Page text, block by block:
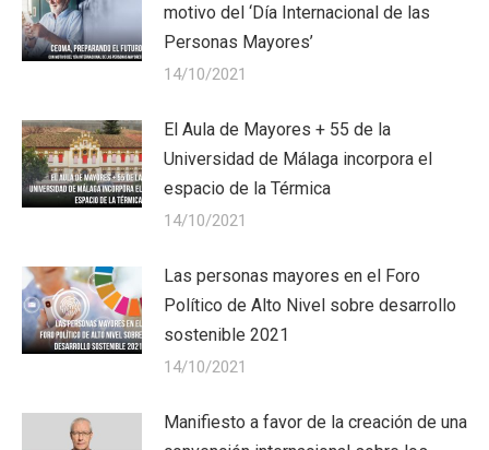
motivo del ‘Día Internacional de las
Personas Mayores’
14/10/2021
El Aula de Mayores + 55 de la
Universidad de Málaga incorpora el
espacio de la Térmica
14/10/2021
Las personas mayores en el Foro
Político de Alto Nivel sobre desarrollo
sostenible 2021
14/10/2021
Manifiesto a favor de la creación de una